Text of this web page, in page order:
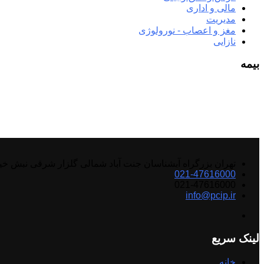
مالی و اداری
مدیریت
مغز و اعصاب - نورولوژی
نازایی
بیمه
021-47616000
info@pcip.ir
لینک سریع
خانه